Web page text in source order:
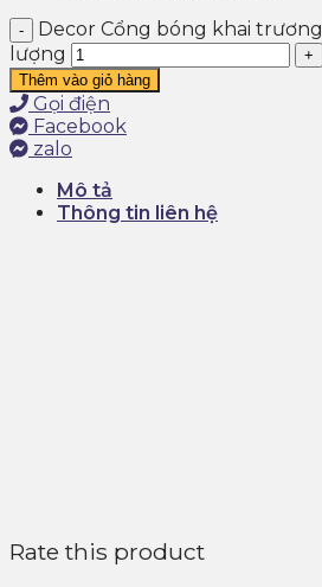
Decor Cổng bóng khai
lượng
Thêm vào giỏ hàng
Gọi điện
Facebook
zalo
Mô tả
Thông tin liên hệ
Rate this product